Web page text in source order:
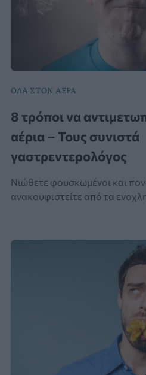
ΟΛΑ ΣΤΟΝ ΑΕΡΑ
8 τρόποι να
αέρια – Τους συνιστά
γαστρεντερολόγος
Νιώθετε φουσκωμένοι και
ανακουφιστείτε από τα